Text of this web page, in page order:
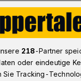
für Lebensmittel
218-Partner
oder eindeutige
Sie Tracking-